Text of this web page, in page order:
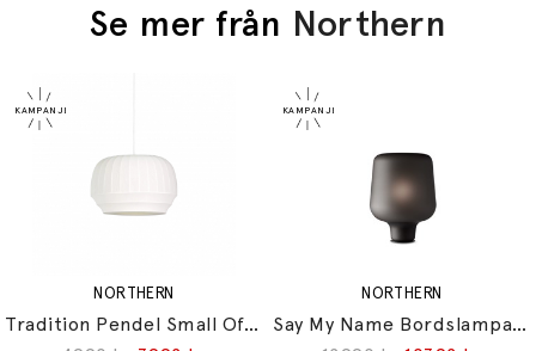
Se mer från Northern
NORTHERN
Tradition Pendel Small Off-White
NORTHERN
Say My Name Bordslampa Smoked Grey Matt